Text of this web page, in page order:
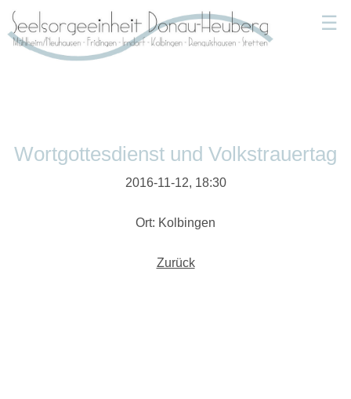
☰
Wortgottesdienst und Volkstrauertag
2016-11-12, 18:30
Ort: Kolbingen
Zurück